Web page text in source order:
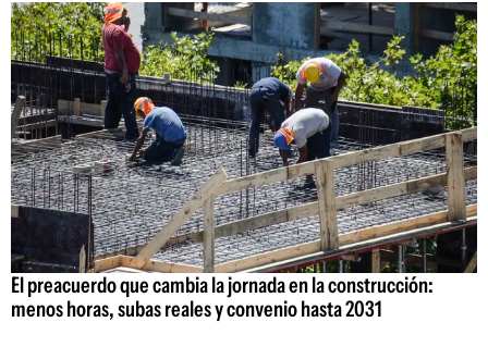
El preacuerdo que cambia la jornada en la construcción:
menos horas, subas reales y convenio hasta 2031